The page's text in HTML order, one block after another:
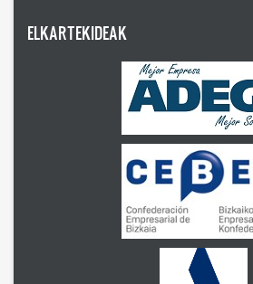
ELKARTEKIDEAK